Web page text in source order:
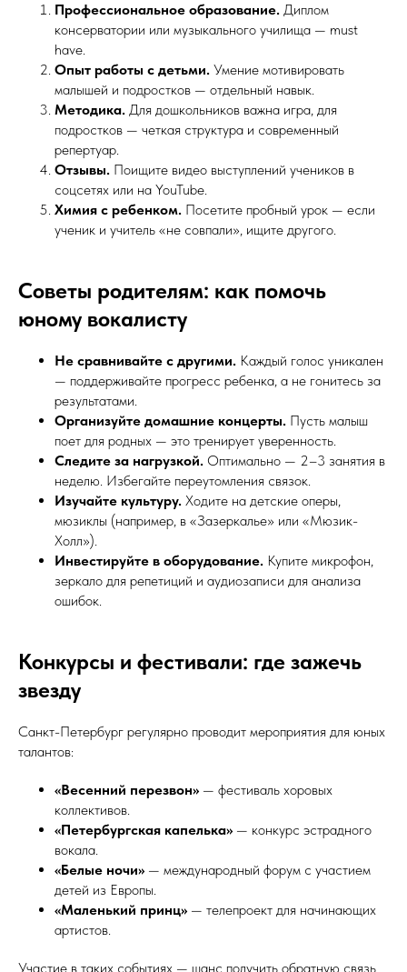
Профессиональное образование. Диплом
консерватории или музыкального училища — must
have.
Опыт работы с детьми. Умение мотивировать
малышей и подростков — отдельный навык.
Методика. Для дошкольников важна игра, для
подростков — четкая структура и современный
репертуар.
Отзывы. Поищите видео выступлений учеников в
соцсетях или на YouTube.
Химия с ребенком. Посетите пробный урок — если
ученик и учитель «не совпали», ищите другого.
Советы родителям: как помочь
юному вокалисту
Не сравнивайте с другими. Каждый голос уникален
— поддерживайте прогресс ребенка, а не гонитесь за
результатами.
Организуйте домашние концерты. Пусть малыш
поет для родных — это тренирует уверенность.
Следите за нагрузкой. Оптимально — 2–3 занятия в
неделю. Избегайте переутомления связок.
Изучайте культуру. Ходите на детские оперы,
мюзиклы (например, в «Зазеркалье» или «Мюзик-
Холл»).
Инвестируйте в оборудование. Купите микрофон,
зеркало для репетиций и аудиозаписи для анализа
ошибок.
Конкурсы и фестивали: где зажечь
звезду
Санкт-Петербург регулярно проводит мероприятия для юных
талантов:
«Весенний перезвон» — фестиваль хоровых
коллективов.
«Петербургская капелька» — конкурс эстрадного
вокала.
«Белые ночи» — международный форум с участием
детей из Европы.
«Маленький принц» — телепроект для начинающих
артистов.
Участие в таких событиях — шанс получить обратную связь